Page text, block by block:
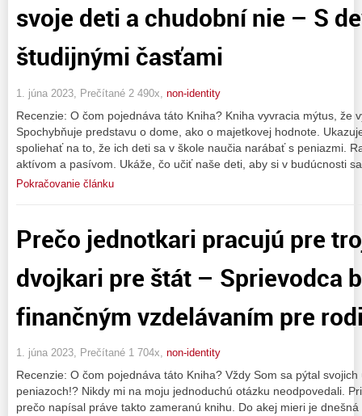
svoje deti a chudobní nie – S
študijnými časťami
1. júna 2023, Prečítané 2 490x, non-identity
Recenzie: O čom pojednáva táto Kniha? Kniha vyvracia mýtus, že
Spochybňuje predstavu o dome, ako o majetkovej hodnote.
spoliehať na to, že ich deti sa v škole naučia narábať s peniazmi.
aktívom a pasívom. Ukáže, čo učiť naše deti, aby si v budúcnosti
Pokračovanie článku
Prečo jednotkari pracujú pre
dvojkari pre štát – Sprievodca
finančným vzdelávaním pre
1. júna 2023, Prečítané 1 704x, non-identity
Recenzie: O čom pojednáva táto Kniha? Vždy Som sa pýtal
peniazoch!? Nikdy mi na moju jednoduchú otázku neodpovedali.
prečo napísal práve takto zameranú knihu. Do akej mieri je